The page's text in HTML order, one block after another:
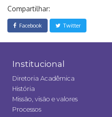
Compartilhar:
Facebook Twitter
Institucional
Diretoria Acadêmica
História
Missão, visão e valores
Processos